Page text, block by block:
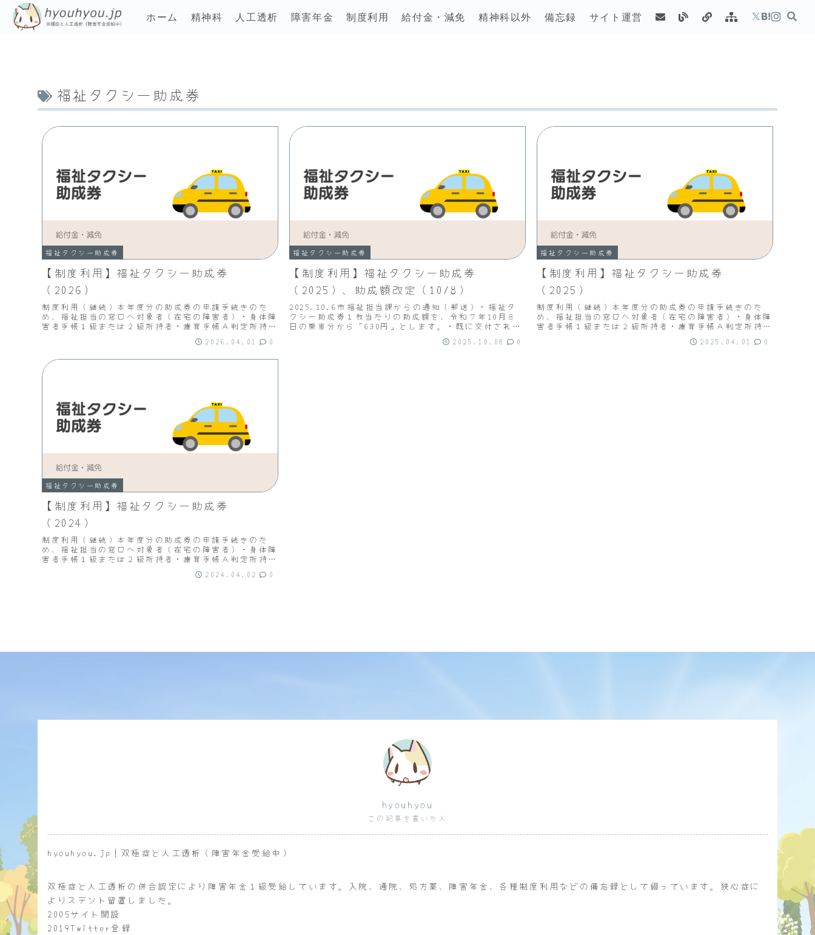
ホーム 精神科 人工透析 障害年金 制度利用 給付金・減免 精神科以外 備忘録 サイト運営
福祉タクシー助成券
福祉タクシー助成券
【制度利用】福祉タクシー助成券
（2026）
制度利用（継続）本年度分の助成券の申請手続きのた
め、福祉担当の窓口へ対象者（在宅の障害者）・身体障
害者手帳１級または２級所持者・療育手帳Ａ判定所持
者・精神保健福祉手帳１級所持者外出目的・問わない交
2026.04.01 0
福祉タクシー助成券
【制度利用】福祉タクシー助成券
（2025）、助成額改定（10/8）
2025.10.6市福祉担当課からの通知（郵送）・福祉タ
クシー助成券１枚当たりの助成額を、令和７年10月８
日の乗車分から「630円」とします。・既に交付されて
いる福祉タクシー助成券については「540円...
2025.10.08 0
福祉タクシー助成券
【制度利用】福祉タクシー助成券
（2025）
制度利用（継続）本年度分の助成券の申請手続きのた
め、福祉担当の窓口へ対象者（在宅の障害者）・身体障
害者手帳１級または２級所持者・療育手帳Ａ判定所持
者・精神保健福祉手帳１級所持者外出目的・問わない交
2025.04.01 0
福祉タクシー助成券
【制度利用】福祉タクシー助成券
（2024）
制度利用（継続）本年度分の助成券の申請手続きのた
め、福祉担当の窓口へ対象者（在宅の障害者）・身体障
害者手帳１級または２級所持者・療育手帳Ａ判定所持
2024.04.02 0
hyouhyou
この記事を書いた人
hyouhyou.jp｜双極症と人工透析（障害年金受給中）
双極症と人工透析の併合認定により障害年金１級受給しています。入院、通院、処方薬、障害年金、各種制度利用などの備忘録として綴っています。狭心症に
よりステント留置しました。
2005サイト開設
2019Twitter登録